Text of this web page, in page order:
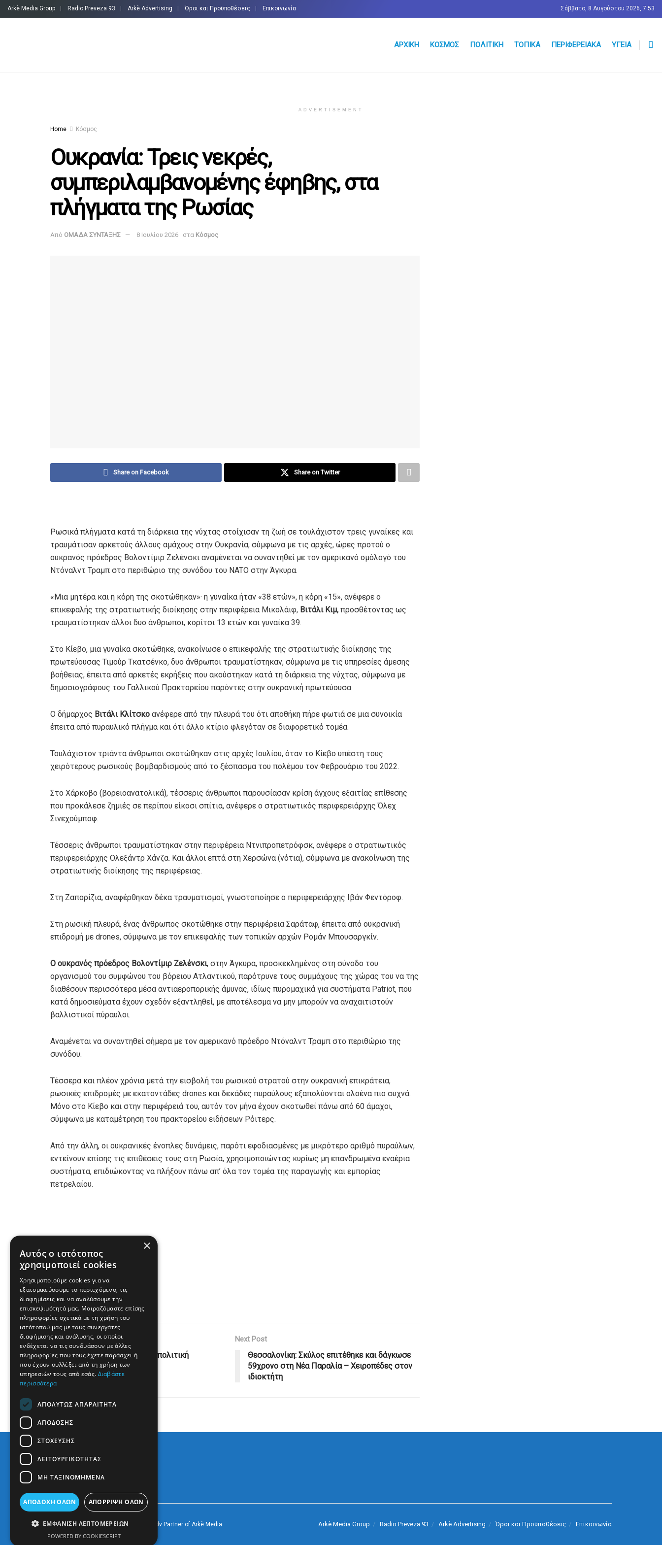
Arkè Media Group Radio Preveza 93 Arkè Advertising Όροι και Προϋποθέσεις Επικοινωνία Σάββατο, 8 Αυγούστου 2026, 7:53
ΑΡΧΙΚΉ ΚΌΣΜΟΣ ΠΟΛΙΤΙΚΉ ΤΟΠΙΚΆ ΠΕΡΙΦΕΡΕΙΑΚΆ ΥΓΕΊΑ
ADVERTISEMENT
Home Κόσμος
Ουκρανία: Τρεις νεκρές,
συμπεριλαμβανομένης έφηβης, στα
πλήγματα της Ρωσίας
Από ΟΜΑΔΑ ΣΥΝΤΑΞΗΣ 8 Ιουλίου 2026 στα Κόσμος
Share on Facebook Share on Twitter
Ρωσικά πλήγματα κατά τη διάρκεια της νύχτας στοίχισαν τη ζωή σε τουλάχιστον τρεις γυναίκες και
τραυμάτισαν αρκετούς άλλους αμάχους στην Ουκρανία, σύμφωνα με τις αρχές, ώρες προτού ο
ουκρανός πρόεδρος Βολοντίμιρ Ζελένσκι αναμένεται να συναντηθεί με τον αμερικανό ομόλογό του
Ντόναλντ Τραμπ στο περιθώριο της συνόδου του NATO στην Άγκυρα.
«Μια μητέρα και η κόρη της σκοτώθηκαν»· η γυναίκα ήταν «38 ετών», η κόρη «15», ανέφερε ο
επικεφαλής της στρατιωτικής διοίκησης στην περιφέρεια Μικολάιφ, Βιτάλι Κιμ, προσθέτοντας ως
τραυματίστηκαν άλλοι δυο άνθρωποι, κορίτσι 13 ετών και γυναίκα 39.
Στο Κίεβο, μια γυναίκα σκοτώθηκε, ανακοίνωσε ο επικεφαλής της στρατιωτικής διοίκησης της
πρωτεύουσας Τιμούρ Τκατσένκο, δυο άνθρωποι τραυματίστηκαν, σύμφωνα με τις υπηρεσίες άμεσης
βοήθειας, έπειτα από αρκετές εκρήξεις που ακούστηκαν κατά τη διάρκεια της νύχτας, σύμφωνα με
δημοσιογράφους του Γαλλικού Πρακτορείου παρόντες στην ουκρανική πρωτεύουσα.
Ο δήμαρχος Βιτάλι Κλίτσκο ανέφερε από την πλευρά του ότι αποθήκη πήρε φωτιά σε μια συνοικία
έπειτα από πυραυλικό πλήγμα και ότι άλλο κτίριο φλεγόταν σε διαφορετικό τομέα.
Τουλάχιστον τριάντα άνθρωποι σκοτώθηκαν στις αρχές Ιουλίου, όταν το Κίεβο υπέστη τους
χειρότερους ρωσικούς βομβαρδισμούς από το ξέσπασμα του πολέμου τον Φεβρουάριο του 2022.
Στο Χάρκοβο (βορειοανατολικά), τέσσερις άνθρωποι παρουσίασαν κρίση άγχους εξαιτίας επίθεσης
που προκάλεσε ζημιές σε περίπου είκοσι σπίτια, ανέφερε ο στρατιωτικός περιφερειάρχης Όλεχ
Σινεχούμποφ.
Τέσσερις άνθρωποι τραυματίστηκαν στην περιφέρεια Ντνιπροπετρόφσκ, ανέφερε ο στρατιωτικός
περιφερειάρχης Ολεξάντρ Χάνζα. Και άλλοι επτά στη Χερσώνα (νότια), σύμφωνα με ανακοίνωση της
στρατιωτικής διοίκησης της περιφέρειας.
Στη Ζαπορίζια, αναφέρθηκαν δέκα τραυματισμοί, γνωστοποίησε ο περιφερειάρχης Ιβάν Φεντόροφ.
Στη ρωσική πλευρά, ένας άνθρωπος σκοτώθηκε στην περιφέρεια Σαράταφ, έπειτα από ουκρανική
επιδρομή με drones, σύμφωνα με τον επικεφαλής των τοπικών αρχών Ρομάν Μπουσαργκίν.
Ο ουκρανός πρόεδρος Βολοντίμιρ Ζελένσκι, στην Άγκυρα, προσκεκλημένος στη σύνοδο του
οργανισμού του συμφώνου του βόρειου Ατλαντικού, παρότρυνε τους συμμάχους της χώρας του να της
διαθέσουν περισσότερα μέσα αντιαεροπορικής άμυνας, ιδίως πυρομαχικά για συστήματα Patriot, που
κατά δημοσιεύματα έχουν σχεδόν εξαντληθεί, με αποτέλεσμα να μην μπορούν να αναχαιτιστούν
βαλλιστικοί πύραυλοι.
Αναμένεται να συναντηθεί σήμερα με τον αμερικανό πρόεδρο Ντόναλντ Τραμπ στο περιθώριο της
συνόδου.
Τέσσερα και πλέον χρόνια μετά την εισβολή του ρωσικού στρατού στην ουκρανική επικράτεια,
ρωσικές επιδρομές με εκατοντάδες drones και δεκάδες πυραύλους εξαπολύονται ολοένα πιο συχνά.
Μόνο στο Κίεβο και στην περιφέρειά του, αυτόν τον μήνα έχουν σκοτωθεί πάνω από 60 άμαχοι,
σύμφωνα με καταμέτρηση του πρακτορείου ειδήσεων Ρόιτερς.
Από την άλλη, οι ουκρανικές ένοπλες δυνάμεις, παρότι εφοδιασμένες με μικρότερο αριθμό πυραύλων,
εντείνουν επίσης τις επιθέσεις τους στη Ρωσία, χρησιμοποιώντας κυρίως μη επανδρωμένα εναέρια
συστήματα, επιδιώκοντας να πλήξουν πάνω απ’ όλα τον τομέα της παραγωγής και εμπορίας
πετρελαίου.
Πηγή
www.real.gr
Previous Post
Kontra24: Στο «κόκκινο» η πολιτική
αντιπαράθεση
Next Post
Θεσσαλονίκη: Σκύλος επιτέθηκε και δάγκωσε
59χρονο στη Νέα Παραλία – Χειροπέδες στον
ιδιοκτήτη
Arkè Media Group Radio Preveza 93 Arkè Advertising Όροι και Προϋποθέσεις Επικοινωνία
© 2022 Prevezapost Inspired by Arkè Adv Partner of Arkè Media
×
Αυτός ο ιστότοπος
χρησιμοποιεί cookies
Χρησιμοποιούμε cookies για να
εξατομικεύσουμε το περιεχόμενο, τις
διαφημίσεις και να αναλύσουμε την
επισκεψιμότητά μας. Μοιραζόμαστε επίσης
πληροφορίες σχετικά με τη χρήση του
ιστότοπού μας με τους συνεργάτες
διαφήμισης και ανάλυσης, οι οποίοι
ενδέχεται να τις συνδυάσουν με άλλες
πληροφορίες που τους έχετε παράσχει ή
που έχουν συλλέξει από τη χρήση των
υπηρεσιών τους από εσάς. Διαβάστε
περισσότερα
ΑΠΟΛΎΤΩΣ ΑΠΑΡΑΊΤΗΤΑ
ΑΠΌΔΟΣΗΣ
ΣΤΌΧΕΥΣΗΣ
ΛΕΙΤΟΥΡΓΙΚΌΤΗΤΑΣ
ΜΗ ΤΑΞΙΝΟΜΗΜΈΝΑ
ΑΠΟΔΟΧΉ ΌΛΩΝ ΑΠΌΡΡΙΨΗ ΌΛΩΝ
ΕΜΦΆΝΙΣΗ ΛΕΠΤΟΜΕΡΕΙΏΝ
POWERED BY COOKIESCRIPT